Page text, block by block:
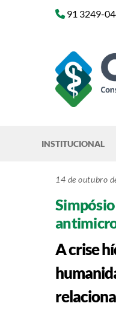
91 3249-
INSTITUCIONAL
14 de outubro
A crise